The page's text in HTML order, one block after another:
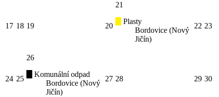
17 18 19 20
21
Plasty
Bordovice (Nový
Jičín)
22 23
24 25
26
Komunální odpad
Bordovice (Nový
Jičín)
27 28 29 30